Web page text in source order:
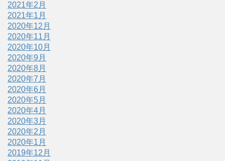
2021年2月
2021年1月
2020年12月
2020年11月
2020年10月
2020年9月
2020年8月
2020年7月
2020年6月
2020年5月
2020年4月
2020年3月
2020年2月
2020年1月
2019年12月